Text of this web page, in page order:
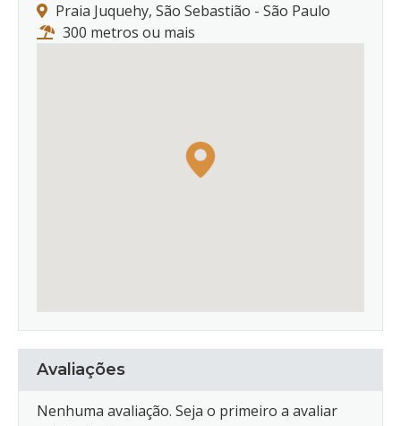
Praia Juquehy, São Sebastião - São Paulo
300 metros ou mais
Avaliações
Nenhuma avaliação. Seja o primeiro a avaliar